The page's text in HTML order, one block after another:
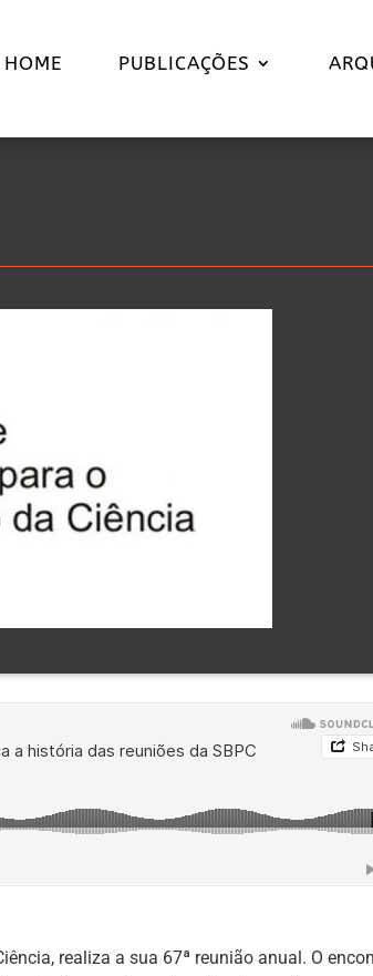
HOME PUBLICAÇÕES
realiza a sua 67ª reunião anual. O